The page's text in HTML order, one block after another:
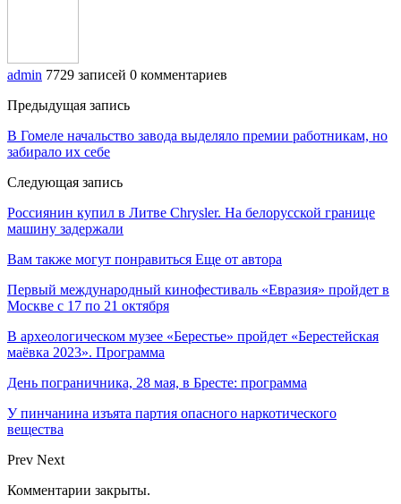
admin 7729 записей 0 комментариев
Предыдущая запись
В Гомеле начальство завода выделяло премии работникам, но
забирало их себе
Следующая запись
Россиянин купил в Литве Chrysler. На белорусской границе
машину задержали
Вам также могут понравиться Еще от автора
Первый международный кинофестиваль «Евразия» пройдет в
Москве с 17 по 21 октября
В археологическом музее «Берестье» пройдет «Берестейская
маёвка 2023». Программа
День пограничника, 28 мая, в Бресте: программа
У пинчанина изъята партия опасного наркотического
вещества
Prev Next
Комментарии закрыты.